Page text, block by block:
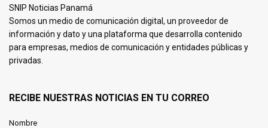
SNIP Noticias Panamá
Somos un medio de comunicación digital, un proveedor de
información y dato y una plataforma que desarrolla contenido
para empresas, medios de comunicación y entidades públicas y
privadas.
RECIBE NUESTRAS NOTICIAS EN TU CORREO
Nombre